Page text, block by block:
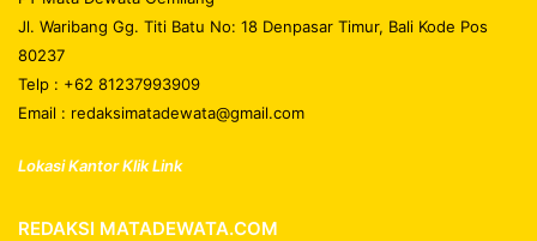
Jl. Waribang Gg. Titi Batu No: 18 Denpasar Timur, Bali Kode Pos
80237
Telp : +62 81237993909
Email : redaksimatadewata@gmail.com
Lokasi Kantor Klik Link
REDAKSI MATADEWATA.COM